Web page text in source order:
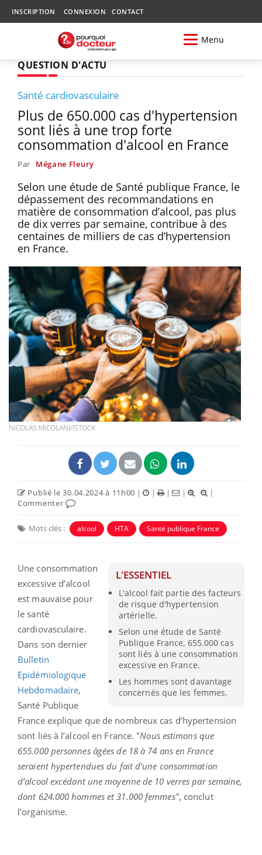
INSCRIPTION CONNEXION CONTACT
Menu
QUESTION D'ACTU
Santé cardiovasculaire
Plus de 650.000 cas d'hypertension
sont liés à une trop forte
consommation d'alcool en France
Par Mégane Fleury
Selon une étude de Santé publique France, le
dépassement des recommandations en
matière de consommation d’alcool, pas plus
de dix verres par semaine, contribue à des
centaines de milliers de cas d’hypertension
en France.
NICOLAS MICOLANI/ISTOCK
Publié le 30.04.2024 à 11h00 | | | |
|
Commenter
Mots clés : alcool HTA Santé publique France
L'ESSENTIEL
L'alcool fait partie des facteurs
de risque d'hypertension
artérielle.
Selon une étude de Santé
Publique France, 655.000 cas
sont liés à une consommation
excessive en France.
Les hommes sont davantage
concernés que les femmes.
Une consommation
excessive d’alcool
est mauvaise pour
le santé
cardiovasculaire.
Dans son dernier
Bulletin
Epidémiologique
Hebdomadaire,
Santé Publique
France explique que de nombreux cas d’hypertension
sont liés à l’alcool en France. "Nous estimons que
655.000 personnes âgées de 18 à 74 ans en France
seraient hypertendues du fait d’une consommation
d’alcool excédant une moyenne de 10 verres par semaine,
dont 624.000 hommes et 31.000 femmes", conclut
l’organisme.